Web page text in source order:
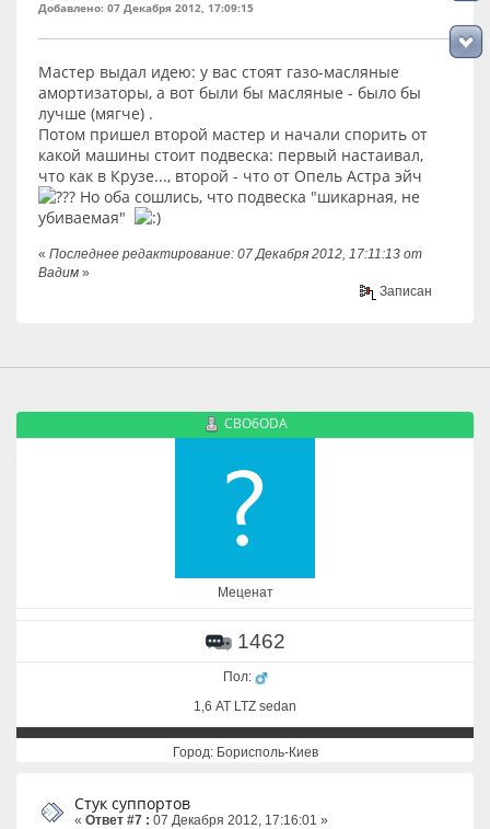
Добавлено: 07 Декабря 2012, 17:09:15
Мастер выдал идею: у вас стоят газо-масляные
амортизаторы, а вот были бы масляные - было бы
лучше (мягче) .
Потом пришел второй мастер и начали спорить от
какой машины стоит подвеска: первый настаивал,
что как в Крузе..., второй - что от Опель Астра эйч
Но оба сошлись, что подвеска "шикарная, не
убиваемая"
« Последнее редактирование: 07 Декабря 2012, 17:11:13 от
Вадим »
Записан
CBO6ODA
Меценат
1462
Пол:
1,6 АТ LTZ sedan
Город: Борисполь-Киев
Стук суппортов
« Ответ #7 : 07 Декабря 2012, 17:16:01 »